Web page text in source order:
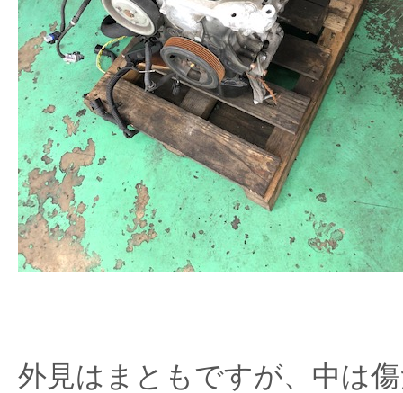
外見はまともですが、中は